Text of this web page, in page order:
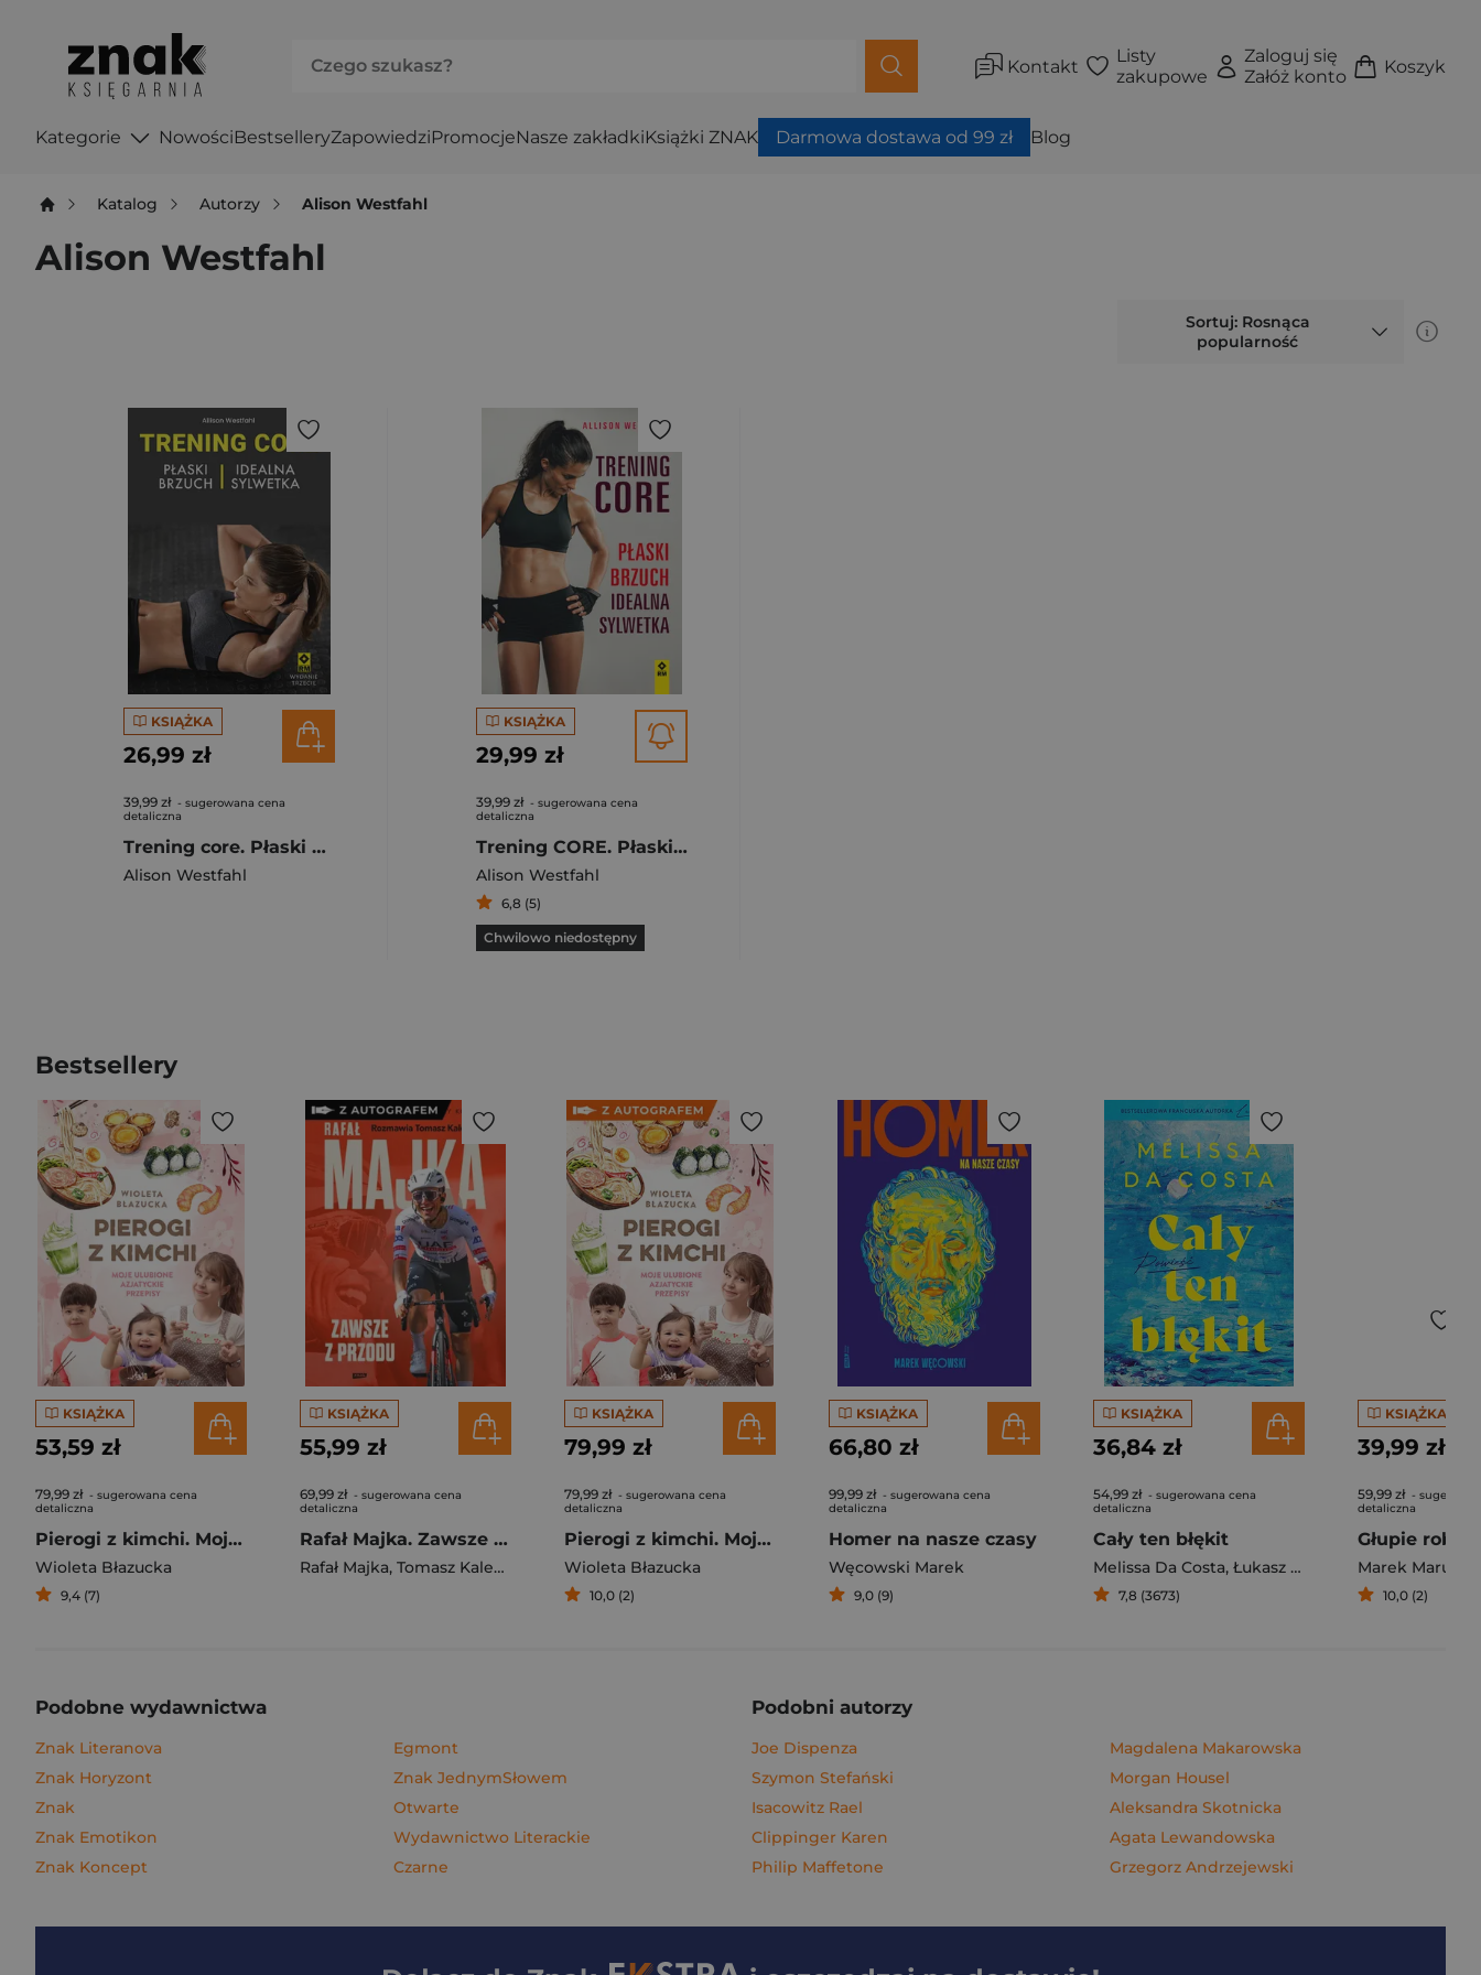
Kontakt
Listy
zakupowe
Zaloguj się
Załóż konto
Koszyk
Kategorie NowościBestselleryZapowiedziPromocjeNasze zakładkiKsiążki ZNAK Darmowa dostawa od 99 zł Blog
Katalog Autorzy Alison Westfahl
Alison Westfahl
Sortuj: Rosnąca
popularność
KSIĄŻKA
26,99 zł
39,99 zł - sugerowana cena
detaliczna
Trening core. Płaski brzuch idealna sylwetka
Alison Westfahl
KSIĄŻKA
29,99 zł
39,99 zł - sugerowana cena
detaliczna
Trening CORE. Płaski brzuch, idealna sylwetka
Alison Westfahl
6,8 (5)
Chwilowo niedostępny
Bestsellery
KSIĄŻKA
53,59 zł
79,99 zł - sugerowana cena
detaliczna
Pierogi z kimchi. Moje ulubione azjatyckie przepisy
Wioleta Błazucka
9,4 (7)
KSIĄŻKA
55,99 zł
69,99 zł - sugerowana cena
detaliczna
Rafał Majka. Zawsze z przodu. Rozmawia Tomasz Kalemba - książka z autografem
Rafał Majka, Tomasz Kalemba
KSIĄŻKA
79,99 zł
79,99 zł - sugerowana cena
detaliczna
Pierogi z kimchi. Moje ulubione azjatyckie przepisy - książka z autografem
Wioleta Błazucka
10,0 (2)
KSIĄŻKA
66,80 zł
99,99 zł - sugerowana cena
detaliczna
Homer na nasze czasy
Węcowski Marek
9,0 (9)
KSIĄŻKA
36,84 zł
54,99 zł - sugerowana cena
detaliczna
Cały ten błękit
Melissa Da Costa, Łukasz Müller
7,8 (3673)
KSIĄŻKA
39,99 zł
59,99 zł -
detaliczna
Marek
10,0 (2)
Podobne wydawnictwa
Znak Literanova
Znak Horyzont
Znak
Znak Emotikon
Znak Koncept
Egmont
Znak JednymSłowem
Otwarte
Wydawnictwo Literackie
Czarne
Podobni autorzy
Joe Dispenza
Szymon Stefański
Isacowitz Rael
Clippinger Karen
Philip Maffetone
Magdalena Makarowska
Morgan Housel
Aleksandra Skotnicka
Agata Lewandowska
Grzegorz Andrzejewski